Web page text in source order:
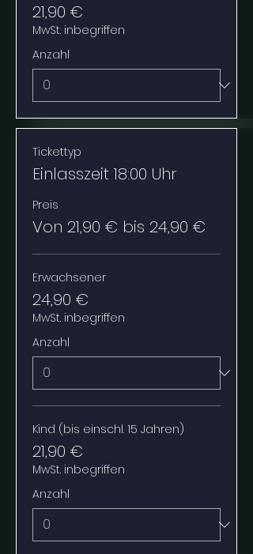
21,90 €
MwSt. inbegriffen
Anzahl
Tickettyp
Einlasszeit 18:00 Uhr
Preis
Von 21,90 € bis 24,90 €
Erwachsener
24,90 €
MwSt. inbegriffen
Anzahl
Kind (bis einschl. 15 Jahren)
21,90 €
MwSt. inbegriffen
Anzahl